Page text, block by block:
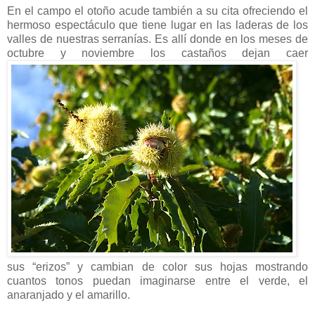
En el campo el otoño acude también a su cita ofreciendo el
hermoso espectáculo que tiene lugar en las laderas de los
valles de nuestras serranías. Es allí donde en los meses de
octubre y noviembre los castaños dejan caer
sus “erizos” y cambian de color sus hojas mostrando
cuantos tonos puedan imaginarse entre el verde, el
anaranjado y el amarillo.